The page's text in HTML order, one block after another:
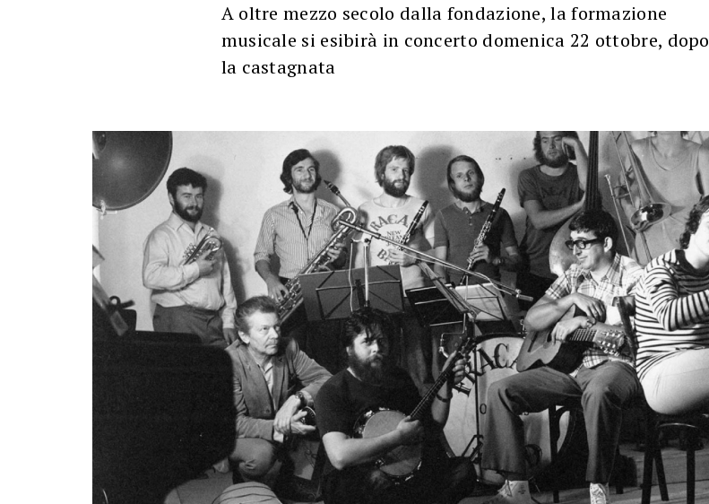
A oltre mezzo secolo dalla fondazione, la formazione
musicale si esibirà in concerto domenica 22 ottobre, dopo
la castagnata